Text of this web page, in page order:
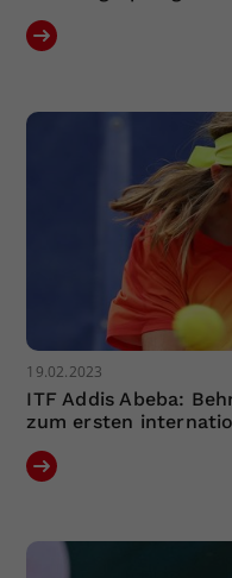
19.02.2023
ITF Addis Abeba:
zum ersten